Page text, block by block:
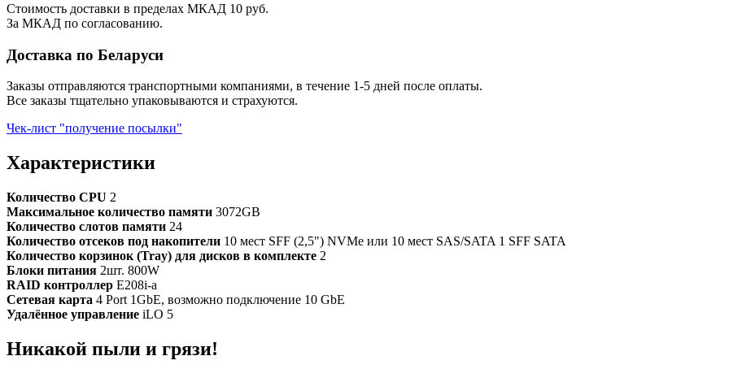
Стоимость доставки в пределах МКАД 10 руб.
За МКАД по согласованию.
Доставка по Беларуси
Заказы отправляются транспортными компаниями, в течение 1-5 дней после оплаты.
Все заказы тщательно упаковываются и страхуются.
Чек-лист "получение посылки"
Характеристики
Количество CPU 2
Максимальное количество памяти 3072GB
Количество слотов памяти 24
Количество отсеков под накопители 10 мест SFF (2,5") NVMe или 10 мест SAS/SATA 1 SFF SATA
Количество корзинок (Tray) для дисков в комплекте 2
Блоки питания 2шт. 800W
RAID контроллер E208i-a
Сетевая карта 4 Port 1GbE, возможно подключение 10 GbE
Удалённое управление iLO 5
Никакой пыли и грязи!